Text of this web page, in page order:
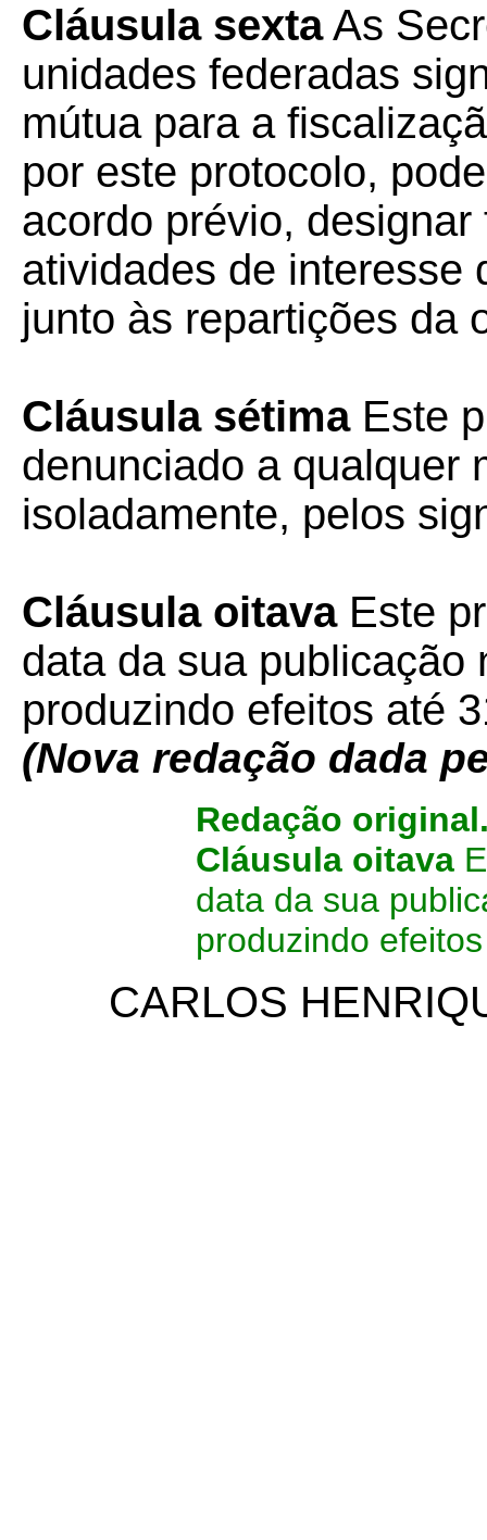
Cláusula sextaAs
unidades federadas
mútua para a
por este protocolo,
acordo prévio,
atividades de interesse
junto às repartições da
Cláusula sétimaEste
denunciado a qualquer
isoladamente, pelos
Cláusula oitavaEste
data da sua publicação
produzindo efeitos até
(Nova redação dada
Redação
Cláusula oitava
data da sua
produzindo
CARLOS